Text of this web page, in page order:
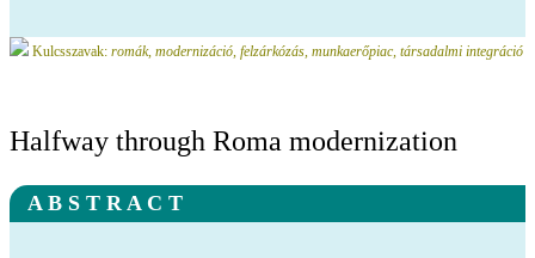
Kulcsszavak: romák, modernizáció, felzárkózás, munkaerőpiac, társadalmi integráció
Halfway through Roma modernization
A B S T R A C T